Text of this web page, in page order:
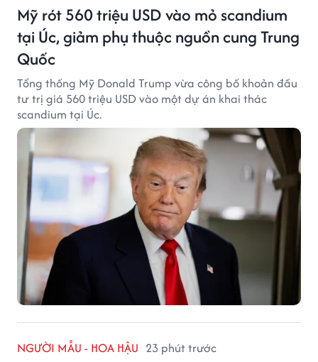
Mỹ rót 560 triệu USD vào mỏ scandium
tại Úc, giảm phụ thuộc nguồn cung Trung
Quốc
Tổng thống Mỹ Donald Trump vừa công bố khoản đầu
tư trị giá 560 triệu USD vào một dự án khai thác
scandium tại Úc.
NGƯỜI MẪU - HOA HẬU 23 phút trước